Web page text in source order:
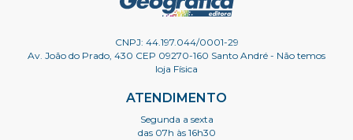
CNPJ: 44.197.044/0001-29
Av. João do Prado, 430 CEP 09270-160 Santo André - Não temos
loja Física
ATENDIMENTO
Segunda a sexta
das 07h às 16h30